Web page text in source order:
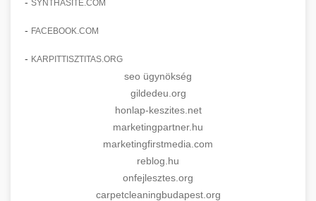
SYNTHASITE.COM
- FACEBOOK.COM
- KARPITTISZTITAS.ORG
seo ügynökség
gildedeu.org
honlap-keszites.net
marketingpartner.hu
marketingfirstmedia.com
reblog.hu
onfejlesztes.org
carpetcleaningbudapest.org